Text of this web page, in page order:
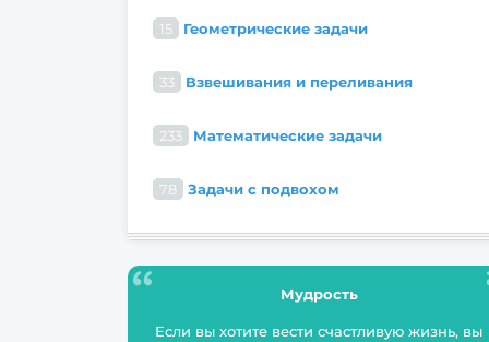
15 Геометрические задачи
33 Взвешивания и переливания
233 Математические задачи
78 Задачи с подвохом
Мудрость
Если вы хотите вести счастливую жизнь, вы